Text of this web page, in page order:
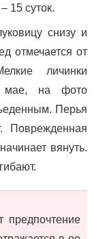
15 суток.
снизу и
отмечается от
личинки
мае, на фото
Перья
Поврежденная
вянуть.
предпочтение